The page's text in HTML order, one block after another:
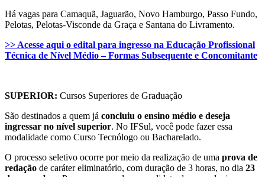
Há vagas para Camaquã, Jaguarão, Novo Hamburgo, Passo Fundo,
Pelotas, Pelotas-Visconde da Graça e Santana do Livramento.
>> Acesse aqui o edital para ingresso na Educação Profissional
Técnica de Nível Médio – Formas Subsequente e Concomitante
SUPERIOR: Cursos Superiores de Graduação
São destinados a quem já concluiu o ensino médio e deseja
ingressar no nível superior. No IFSul, você pode fazer essa
modalidade como Curso Tecnólogo ou Bacharelado.
O processo seletivo ocorre por meio da realização de uma prova de
redação de caráter eliminatório, com duração de 3 horas, no dia 23